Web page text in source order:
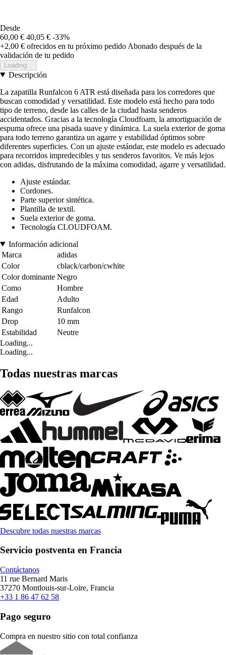
Desde
60,00 € 40,05 € -33%
+2,00 € ofrecidos en tu próximo pedido Abonado después de la
validación de tu pedido
Loading...
Descripción
La zapatilla Runfalcon 6 ATR está diseñada para los corredores que
buscan comodidad y versatilidad. Este modelo está hecho para todo
tipo de terreno, desde las calles de la ciudad hasta senderos
accidentados. Gracias a la tecnología Cloudfoam, la amortiguación de
espuma ofrece una pisada suave y dinámica. La suela exterior de goma
para todo terreno garantiza un agarre y estabilidad óptimos sobre
diferentes superficies. Con un ajuste estándar, este modelo es adecuado
para recorridos impredecibles y tus senderos favoritos. Ve más lejos
con adidas, disfrutando de la máxima comodidad, agarre y versatilidad.
Ajuste estándar.
Cordones.
Parte superior sintética.
Plantilla de textil.
Suela exterior de goma.
Tecnología CLOUDFOAM.
Información adicional
Marca
adidas
Color
cblack/carbon/cwhite
Color dominante Negro
Como
Hombre
Edad
Adulto
Rango
Runfalcon
Drop
10 mm
Estabilidad
Neutre
Loading...
Loading...
Todas nuestras marcas
Descubre todas nuestras marcas
Servicio postventa en Francia
Contáctanos
11 rue Bernard Maris
37270 Montlouis-sur-Loire, Francia
+33 1 86 47 62 58
Pago seguro
Compra en nuestro sitio con total confianza